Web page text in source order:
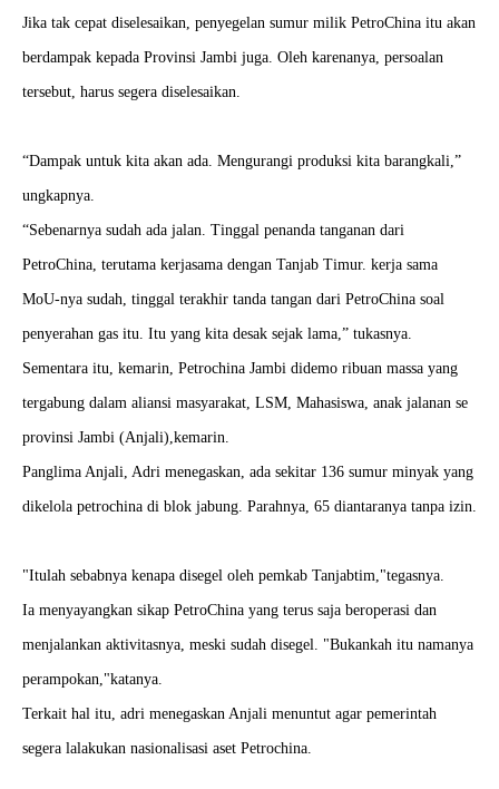
Jika tak cepat diselesaikan, penyegelan sumur milik PetroChina itu akan
berdampak kepada Provinsi Jambi juga. Oleh karenanya, persoalan
tersebut, harus segera diselesaikan.
“Dampak untuk kita akan ada. Mengurangi produksi kita barangkali,”
ungkapnya.
“Sebenarnya sudah ada jalan. Tinggal penanda tanganan dari
PetroChina, terutama kerjasama dengan Tanjab Timur. kerja sama
MoU-nya sudah, tinggal terakhir tanda tangan dari PetroChina soal
penyerahan gas itu. Itu yang kita desak sejak lama,” tukasnya.
Sementara itu, kemarin, Petrochina Jambi didemo ribuan massa yang
tergabung dalam aliansi masyarakat, LSM, Mahasiswa, anak jalanan se
provinsi Jambi (Anjali),kemarin.
Panglima Anjali, Adri menegaskan, ada sekitar 136 sumur minyak yang
dikelola petrochina di blok jabung. Parahnya, 65 diantaranya tanpa izin.
"Itulah sebabnya kenapa disegel oleh pemkab Tanjabtim,"tegasnya.
Ia menyayangkan sikap PetroChina yang terus saja beroperasi dan
menjalankan aktivitasnya, meski sudah disegel. "Bukankah itu namanya
perampokan,"katanya.
Terkait hal itu, adri menegaskan Anjali menuntut agar pemerintah
segera lalakukan nasionalisasi aset Petrochina.